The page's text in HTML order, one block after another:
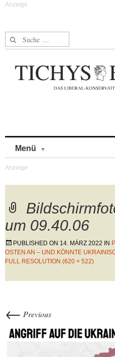
Suche nach:
Menü
um 09.40.06
PUBLISHED ON 14. MÄRZ 2022 IN
OSTEN AN – UND KÖNNTE
FULL RESOLUTION (620 × 522)
← Previous